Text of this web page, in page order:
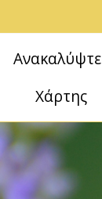
Ανακαλύψτε
Χάρτης